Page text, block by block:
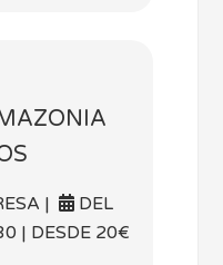
|
DEL
| DESDE 20€